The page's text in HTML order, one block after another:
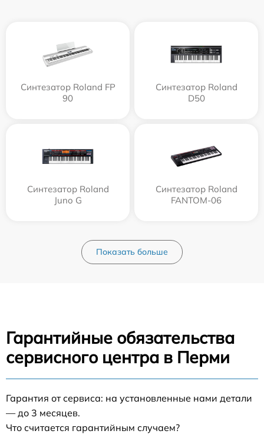
Синтезатор Roland FP
90
Синтезатор Roland
D50
Синтезатор Roland
Juno G
Синтезатор Roland
FANTOM-06
Показать больше
Гарантийные обязательства
сервисного центра в Перми
Гарантия от сервиса: на установленные нами детали
— до 3 месяцев.
Что считается гарантийным случаем?